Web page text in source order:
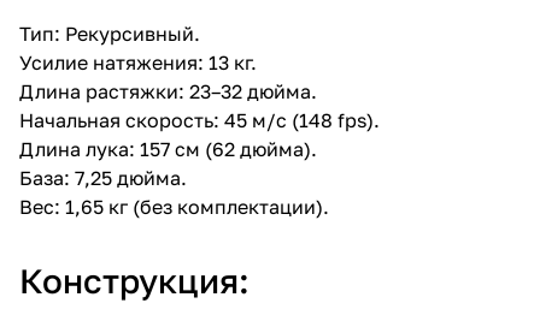
Тип: Рекурсивный.
Усилие натяжения: 13 кг.
Длина растяжки: 23–32 дюйма.
Начальная скорость: 45 м/с (148 fps).
Длина лука: 157 см (62 дюйма).
База: 7,25 дюйма.
Вес: 1,65 кг (без комплектации).
Конструкция: